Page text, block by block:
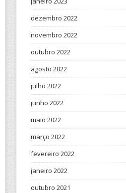
do terceiro bloco
do XML
dezembro 2022
novembro 2022
outubro 2022
agosto 2022
julho 2022
junho 2022
maio 2022
março 2022
fevereiro 2022
janeiro 2022
outubro 2021